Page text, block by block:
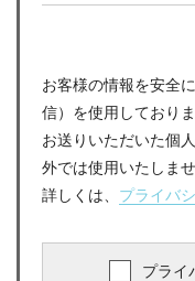
お客様の情報を安全
信）を使用しておりま
お送りいただいた個
外では使用いたしませ
詳しくは、 プライバ
プライ